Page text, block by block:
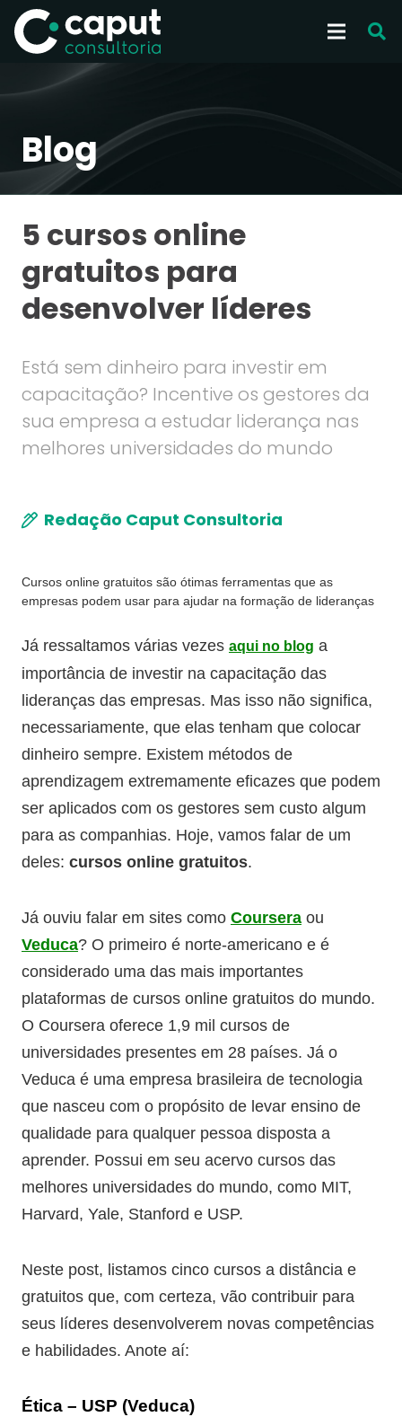
Blog
5 cursos online
gratuitos para
desenvolver líderes
Está sem dinheiro para investir em
capacitação? Incentive os gestores da
sua empresa a estudar liderança nas
melhores universidades do mundo
Redação Caput Consultoria
Cursos online gratuitos são ótimas ferramentas que as
empresas podem usar para ajudar na formação de lideranças
Já ressaltamos várias vezes aqui no blog a
importância de investir na capacitação das
lideranças das empresas. Mas isso não significa,
necessariamente, que elas tenham que colocar
dinheiro sempre. Existem métodos de
aprendizagem extremamente eficazes que podem
ser aplicados com os gestores sem custo algum
para as companhias. Hoje, vamos falar de um
deles: cursos online gratuitos.
Já ouviu falar em sites como Coursera ou
Veduca? O primeiro é norte-americano e é
considerado uma das mais importantes
plataformas de cursos online gratuitos do mundo.
O Coursera oferece 1,9 mil cursos de
universidades presentes em 28 países. Já o
Veduca é uma empresa brasileira de tecnologia
que nasceu com o propósito de levar ensino de
qualidade para qualquer pessoa disposta a
aprender. Possui em seu acervo cursos das
melhores universidades do mundo, como MIT,
Harvard, Yale, Stanford e USP.
Neste post, listamos cinco cursos a distância e
gratuitos que, com certeza, vão contribuir para
seus líderes desenvolverem novas competências
e habilidades. Anote aí:
Ética – USP (Veduca)